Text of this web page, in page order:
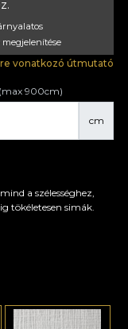
megjelenítése
vonatkozó útmutató
cm
900cm)
a szélességhez,
tökéletesen simák.